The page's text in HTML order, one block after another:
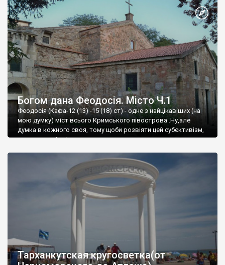
Богом дана Феодосія. Місто Ч.1
Феодосія (Кафа-12 (13) -15 (18) ст) - одне з найцікавіших (на
мою думку) міст всього Кримського півострова .Ну,але
думка в кожного своя, тому щоби розвіяти цей субєктивізм,
запрошую відвідати це
Тарханкутская кругосветка(от